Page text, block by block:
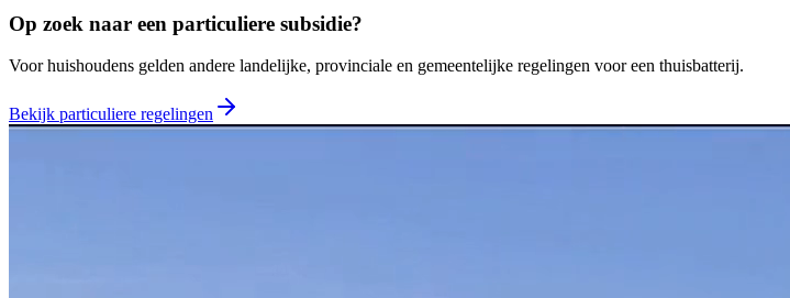
Op zoek naar een particuliere subsidie?
Voor huishoudens gelden andere landelijke, provinciale en gemeentelijke regelingen voor een thuisbatterij.
Bekijk particuliere regelingen